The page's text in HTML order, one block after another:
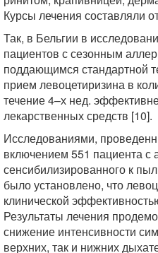
Курсы лечения составляли
Так, в Бельгии в
пациентов с сезонным
поддающимся стандартной
прием левоцетиризина в
течение 4–х нед.
лекарственных средств [10].
Исследованиями,
включением 551 пациента с
сенсибилизированного к
было установлено, что
клинической
Результаты лечения
снижение интенсивности
верхних, так и нижних